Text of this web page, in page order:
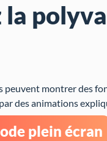
la
peuvent montrer des
des animations
plein écran